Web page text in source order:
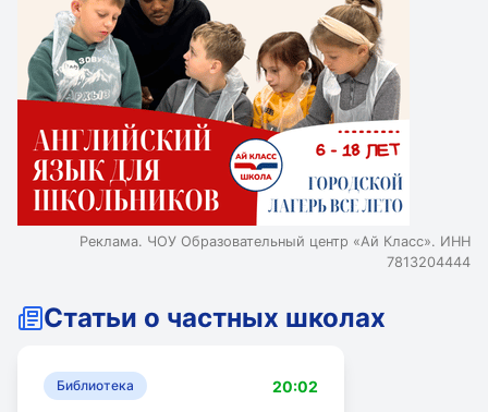
Реклама. ЧОУ Образовательный центр «Ай Класс». ИНН
7813204444
Статьи о частных школах
Библиотека 20:02